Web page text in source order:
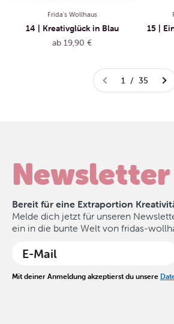
Frida's Wollhaus
14 | Kreativglück in Blau
Angebot
ab 19,90 €
15 |
1 / 35
Newsletter
Bereit für eine Extraportion
Melde dich jetzt für unseren
ein in die bunte Welt von fridas-
Mit deiner Anmeldung akzeptierst du unsere